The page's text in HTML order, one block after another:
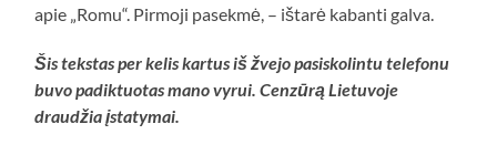
apie „Romu“. Pirmoji pasekmė, – ištarė kabanti galva.
Šis tekstas per kelis kartus iš žvejo pasiskolintu telefonu
buvo padiktuotas mano vyrui. Cenzūrą Lietuvoje
draudžia įstatymai.